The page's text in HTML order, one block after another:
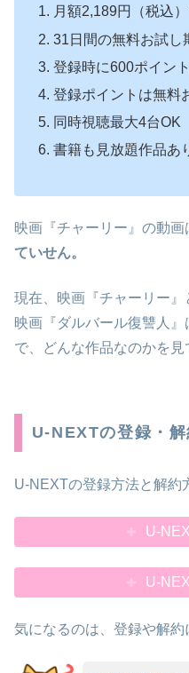
月額2,189円（税込
31日間の無料お試し
登録時に600ポイン
登録ポイントは無料
同時視聴最大4台OK
書籍も見放題作品あ
映画『チャーリー』の動画
ていせん。
現在、映画『チャーリー
映画『ダルバール復讐人
で、どんな作品なのかを見
U-NEXTの登録・
U-NEXTの登録方法と解約
U-
U-
気になるのは、登録や解約